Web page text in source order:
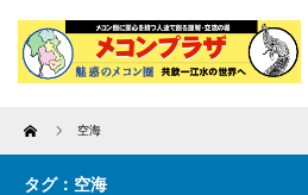
Home 空海
タグ：空海